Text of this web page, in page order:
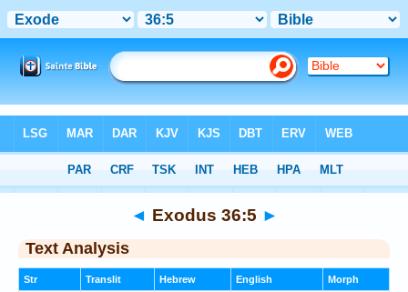
> Exodus 36:5
◄ Exodus 36:5 ►
Text Analysis
Str Translit Hebrew English Morph